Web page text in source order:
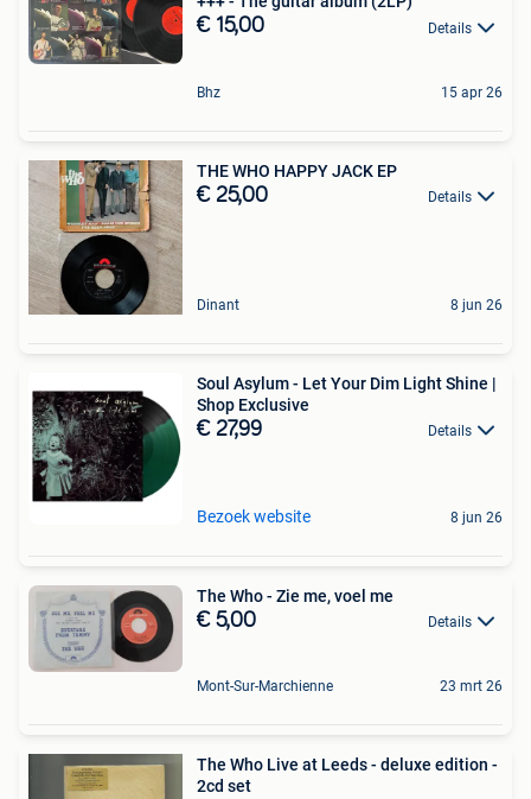
€ 15,00 Details
Bhz 15 apr 26
THE WHO HAPPY JACK EP
€ 25,00 Details
Dinant 8 jun 26
Soul Asylum - Let Your Dim Light Shine |
Shop Exclusive
€ 27,99 Details
Bezoek website 8 jun 26
The Who - Zie me, voel me
€ 5,00 Details
Mont-Sur-Marchienne 23 mrt 26
The Who Live at Leeds - deluxe edition -
2cd set